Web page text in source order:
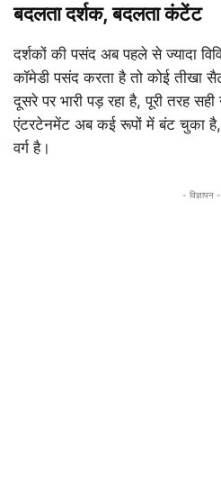
बदलता दर्शक, बदलता कंटेंट
दर्शकों की पसंद अब पहले से ज्यादा
कॉमेडी पसंद करता है तो कोई तीखा
दूसरे पर भारी पड़ रहा है, पूरी तरह
एंटरटेनमेंट अब कई रूपों में बंट चुका
वर्ग है।
- विज्ञापन -